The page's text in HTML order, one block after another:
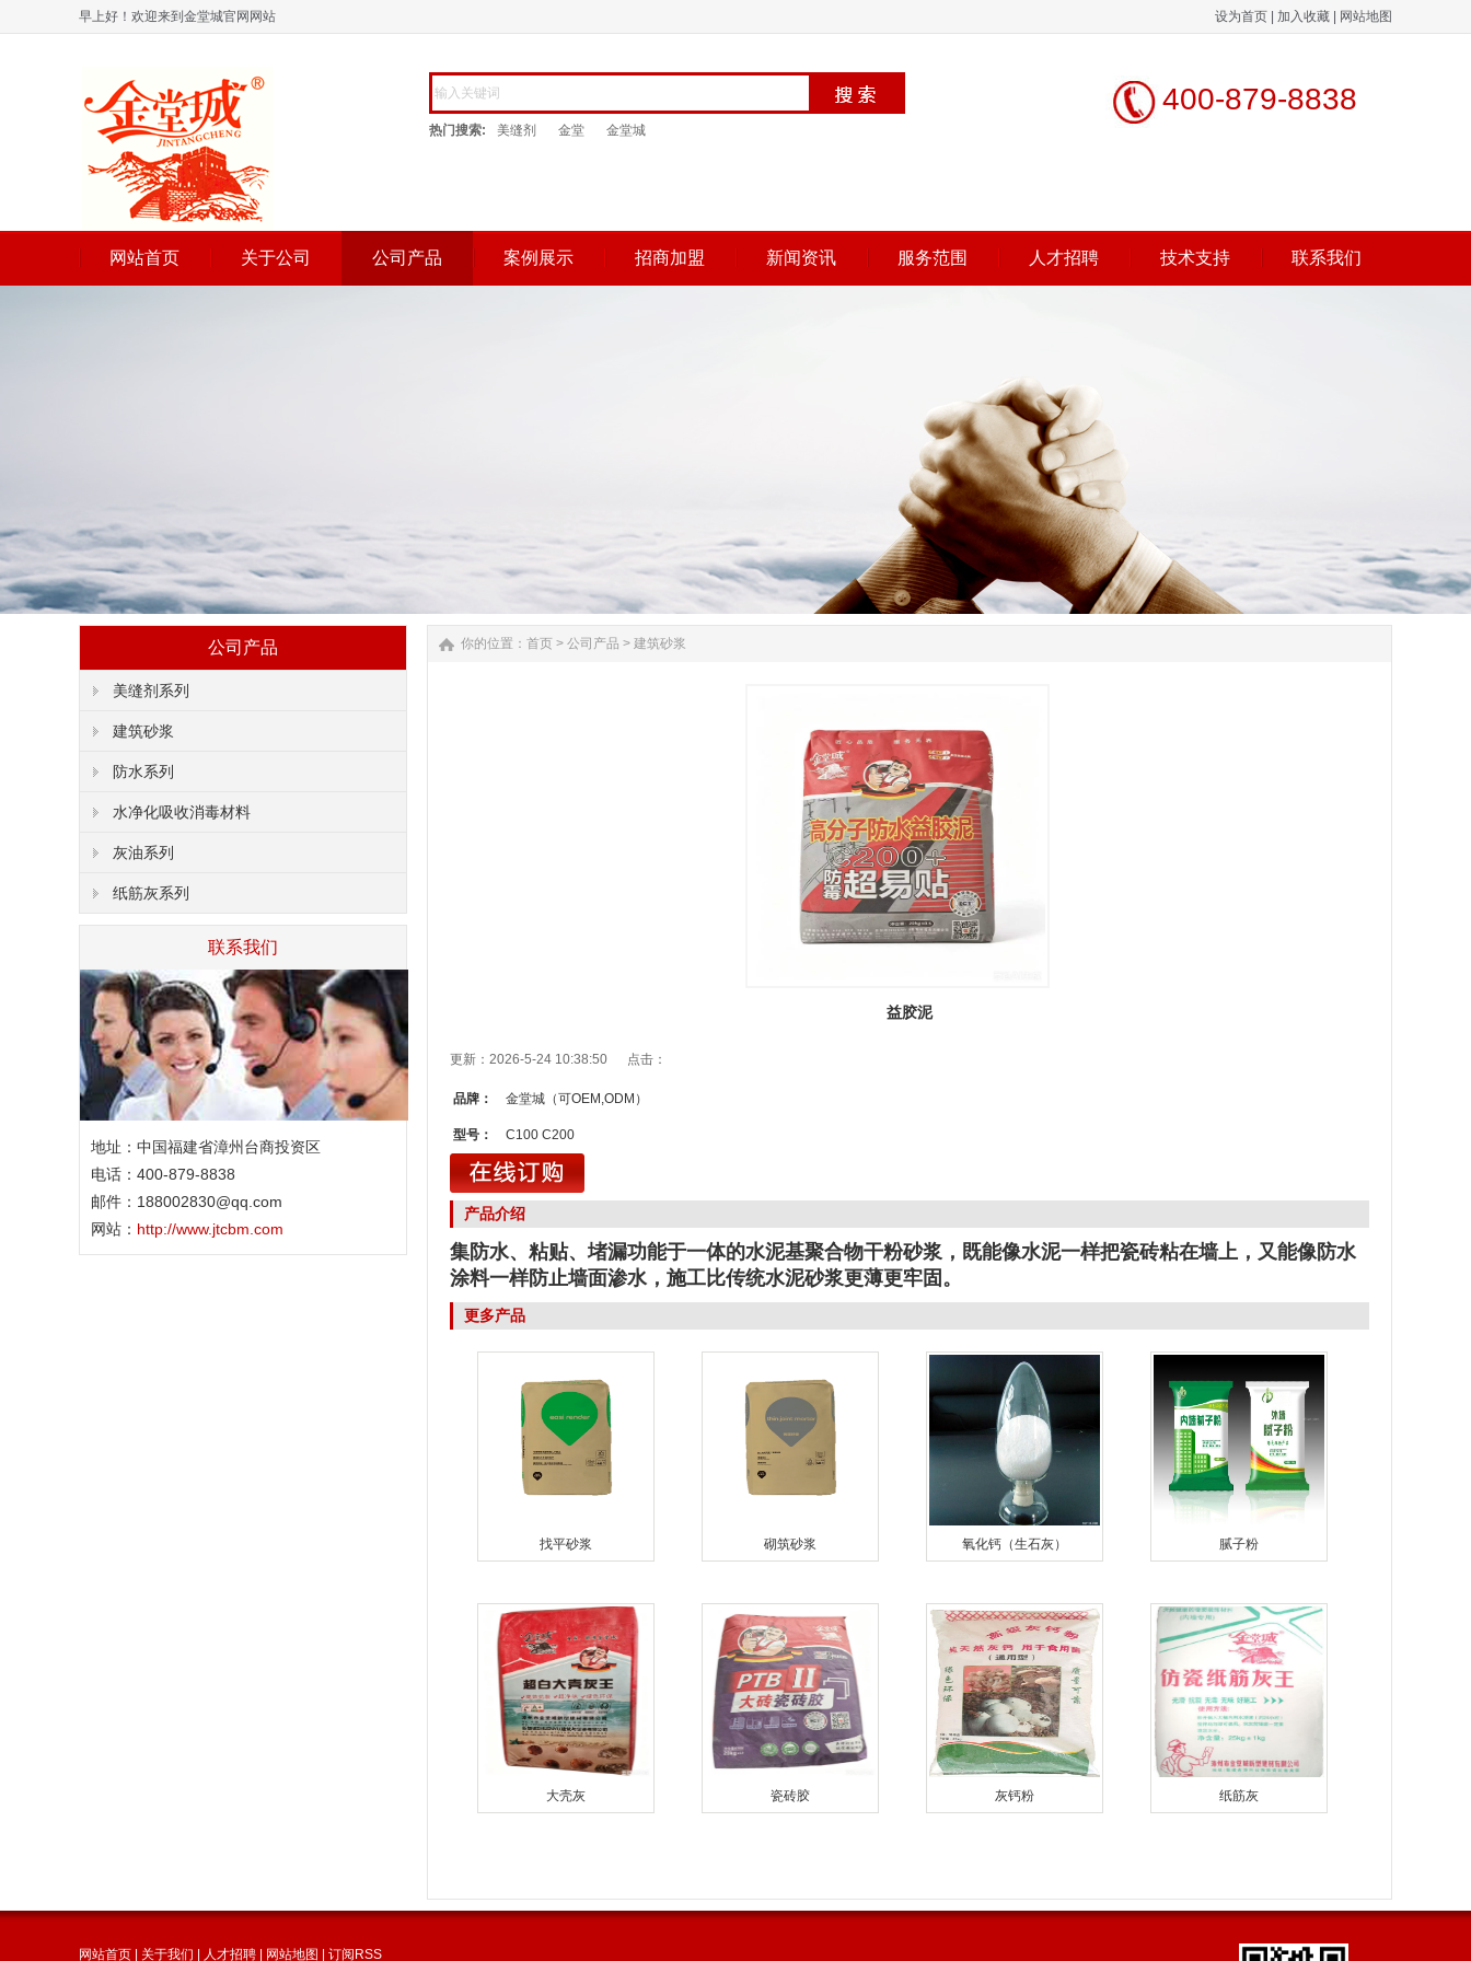
早上好！欢迎来到金堂城官网网站 设为首页 加入收藏 网站地图
热门搜索: 美缝剂 金堂 金堂城
400-879-8838
网站首页 关于公司 公司产品 案例展示 招商加盟 新闻资讯 服务范围 人才招聘 技术支持 联系我们
公司产品
美缝剂系列
建筑砂浆
防水系列
水净化吸收消毒材料
灰油系列
纸筋灰系列
联系我们
地址：中国福建省漳州台商投资区
电话：400-879-8838
邮件：188002830@qq.com
网站： http://www.jtcbm.com
你的位置： 首页 > 公司产品 > 建筑砂浆
益胶泥
更新：2026-5-24 10:38:50 点击：
品牌： 金堂城（可OEM,ODM）
型号： C100 C200
产品介绍
集防水、粘贴、堵漏功能于一体的水泥基聚合物干粉砂浆‌，既能像水泥一样把瓷砖粘在墙上，又能像防水
涂料一样防止墙面渗水，施工比传统水泥砂浆更薄更牢固。‌‌
更多产品
找平砂浆 砌筑砂浆 氧化钙（生石灰） 腻子粉
大壳灰 瓷砖胶 灰钙粉 纸筋灰
网站首页 关于我们 人才招聘 网站地图 订阅RSS